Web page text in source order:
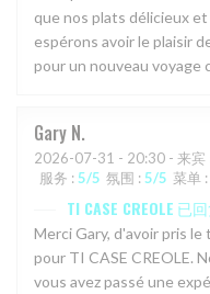
que nos plats délicieux
espérons avoir le plaisir
pour un nouveau voyage
Gary N
2026-07-31 - 20:30 - 来宾
服务 : 5/5 氛围 : 5/5 菜单 :
TI CASE CREOLE 已
Merci Gary, d'avoir pris
pour TI CASE CREOLE.
vous avez passé une